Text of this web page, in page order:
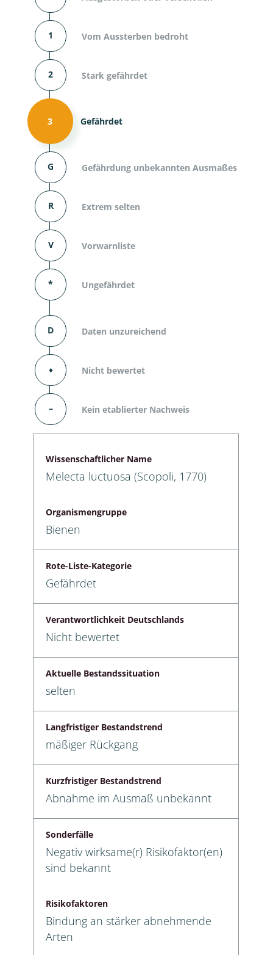
1 Vom Aussterben bedroht
2 Stark gefährdet
3 Gefährdet
G Gefährdung unbekannten Ausmaßes
R Extrem selten
V Vorwarnliste
* Ungefährdet
D Daten unzureichend
⬧ Nicht bewertet
– Kein etablierter Nachweis
Wissenschaftlicher Name
Melecta luctuosa (Scopoli, 1770)
Organismengruppe
Bienen
Rote-Liste-Kategorie
Gefährdet
Verantwortlichkeit Deutschlands
Nicht bewertet
Aktuelle Bestandssituation
selten
Langfristiger Bestandstrend
mäßiger Rückgang
Kurzfristiger Bestandstrend
Abnahme im Ausmaß unbekannt
Sonderfälle
Negativ wirksame(r) Risikofaktor(en)
sind bekannt
Risikofaktoren
Bindung an stärker abnehmende
Arten